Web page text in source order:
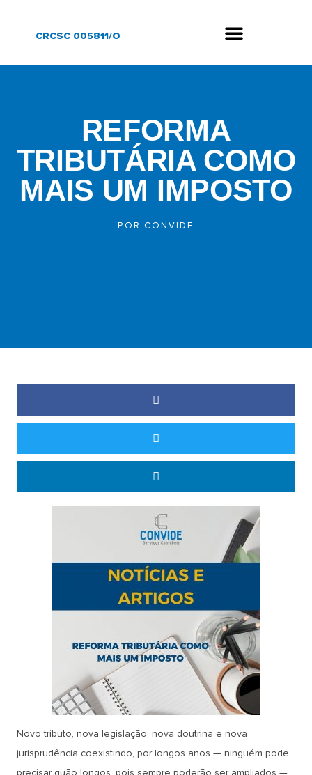
CRCSC 005811/O
REFORMA
TRIBUTÁRIA COMO
MAIS UM IMPOSTO
POR CONVIDE
Novo tributo, nova legislação, nova doutrina e nova
jurisprudência coexistindo, por longos anos — ninguém pode
precisar quão longos, pois sempre poderão ser ampliados —